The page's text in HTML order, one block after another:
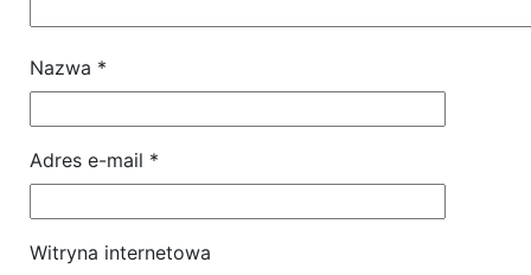
Nazwa *
Adres e-mail *
Witryna internetowa